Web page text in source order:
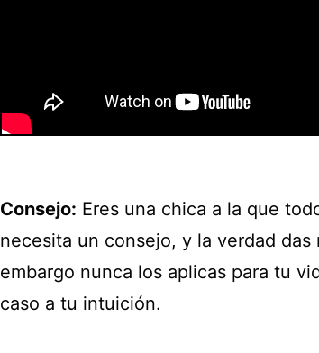
Consejo: Eres una chica a la que
necesita un consejo, y la verdad
embargo nunca los aplicas para tu
caso a tu intuición.